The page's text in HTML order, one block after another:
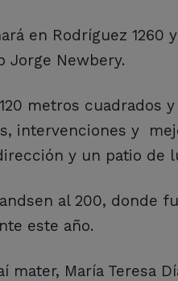
en Rodríguez 1260
Jorge Newbery.
metros cuadrados
intervenciones y
y un patio de
al 200, donde
este año.
María Teresa